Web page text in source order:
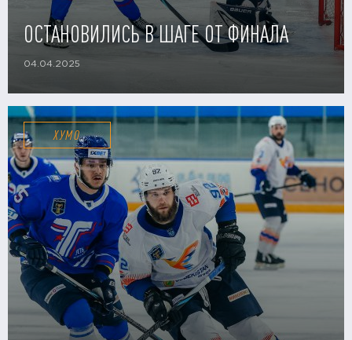
ОСТАНОВИЛИСЬ В ШАГЕ ОТ ФИНАЛА
04.04.2025
ХУМО